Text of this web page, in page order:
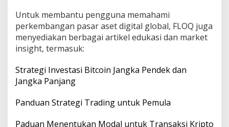
Untuk membantu pengguna memahami
perkembangan pasar aset digital global, FLOQ juga
menyediakan berbagai artikel edukasi dan market
insight, termasuk:
Strategi Investasi Bitcoin Jangka Pendek dan
Jangka Panjang
Panduan Strategi Trading untuk Pemula
Paduan Menentukan Modal untuk Transaksi Kripto